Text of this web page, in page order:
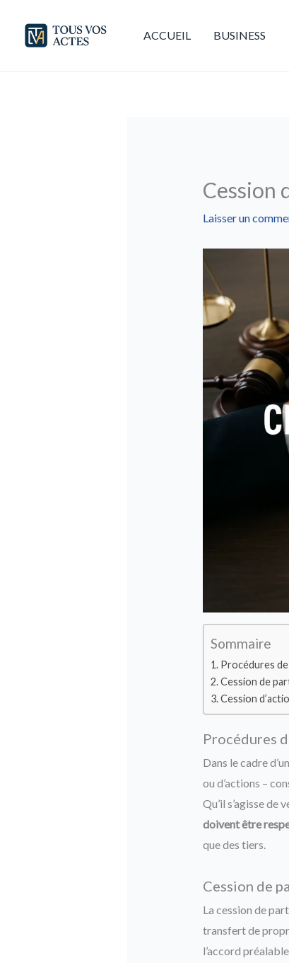
contenu
ACCUEIL BUSINESS
Cession
Laisser un
Sommaire
Procédures
Cession de
Cession
Procédures
Dans le cadre
ou d’actions –
Qu’il s’agisse de
doivent être
que des tiers.
Cession de
La cession de
transfert de
l’accord